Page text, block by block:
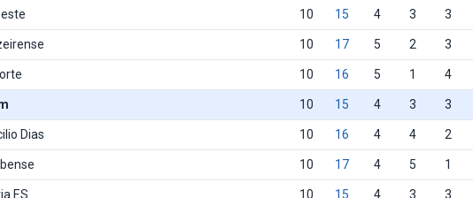
10 15 4 3 3
10 17 5 2 3
10 16 5 1 4
10 15 4 3 3
Dias 10 16 4 4 2
10 17 4 5 1
ES 10 15 4 3 3